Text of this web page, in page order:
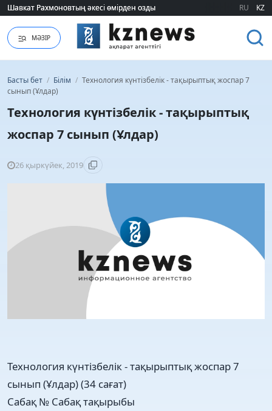
Шавкат Рахмоновтың әкесі өмірден озды
Шавкат Рахмоновтың әкесі өмірден озды RU KZ
МӘЗІР
Басты бет / Білім / Технология күнтізбелік - тақырыптық жоспар 7
сынып (Ұлдар)
Технология күнтізбелік - тақырыптық
жоспар 7 сынып (Ұлдар)
26 қыркүйек, 2019
Технология күнтізбелік - тақырыптық жоспар 7
сынып (Ұлдар) (34 сағат)
Сабақ № Сабақ тақырыбы